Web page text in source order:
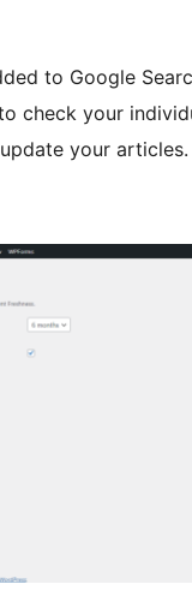
to Google
check your
your articles.